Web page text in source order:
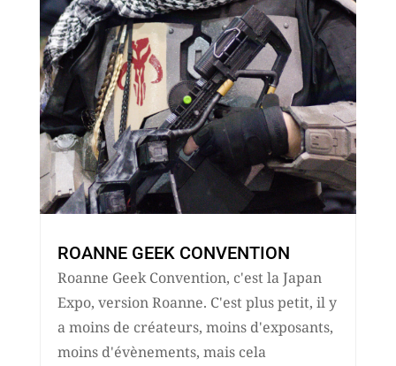
ROANNE GEEK CONVENTION
Roanne Geek Convention, c'est la Japan
Expo, version Roanne. C'est plus petit, il y
a moins de créateurs, moins d'exposants,
moins d'évènements, mais cela